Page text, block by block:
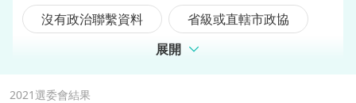
沒有政治聯繫資料
省級或直轄市政協
展開
2021選委會結果